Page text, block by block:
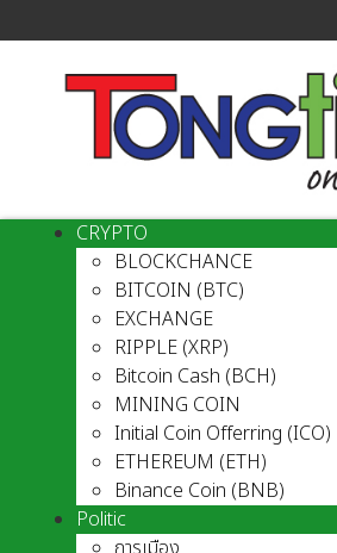
CRYPTO
BLOCKCHANCE
BITCOIN (BTC)
EXCHANGE
RIPPLE (XRP)
Bitcoin Cash (BCH)
MINING COIN
Initial Coin Offerring (ICO)
ETHEREUM (ETH)
Binance Coin (BNB)
Politic